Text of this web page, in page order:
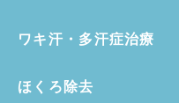
ワキ汗・多汗症治療
ほくろ除去